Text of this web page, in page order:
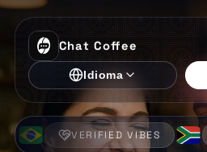
Chat Coffee
Idioma
VERIFIED VIBES